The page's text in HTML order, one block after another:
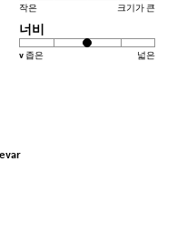
작은 크기가 큰
너비
v 좁은 넓은